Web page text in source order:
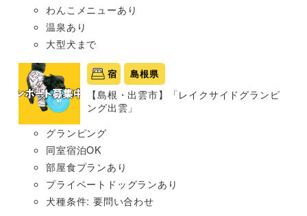
わんこメニューあり
温泉あり
大型犬まで
宿 島根県
【島根・出雲市】「レイクサイドグランピ
ング出雲」
グランピング
同室宿泊OK
部屋食プランあり
プライベートドッグランあり
犬種条件: 要問い合わせ